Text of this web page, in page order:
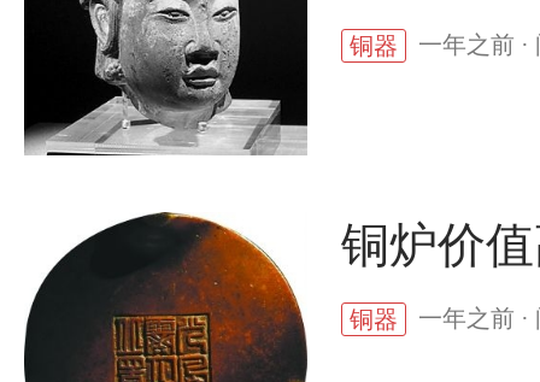
铜器 一年之前 ·
铜炉价
铜器 一年之前 ·